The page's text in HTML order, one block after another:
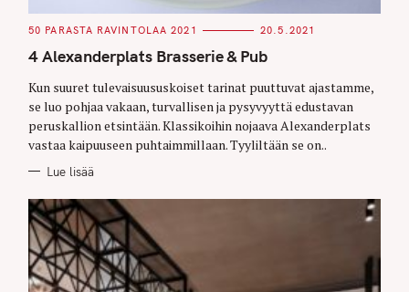
C
T
E
O
R
I
S
50 PARASTA RAVINTOLAA 2021 20.5.2021
4 Alexanderplats Brasserie & Pub
Kun suuret tulevaisuususkoiset tarinat puuttuvat ajastamme,
se luo pohjaa vakaan, turvallisen ja pysyvyyttä edustavan
peruskallion etsintään. Klassikoihin nojaava Alexanderplats
vastaa kaipuuseen puhtaimmillaan. Tyyliltään se on..
Lue lisää